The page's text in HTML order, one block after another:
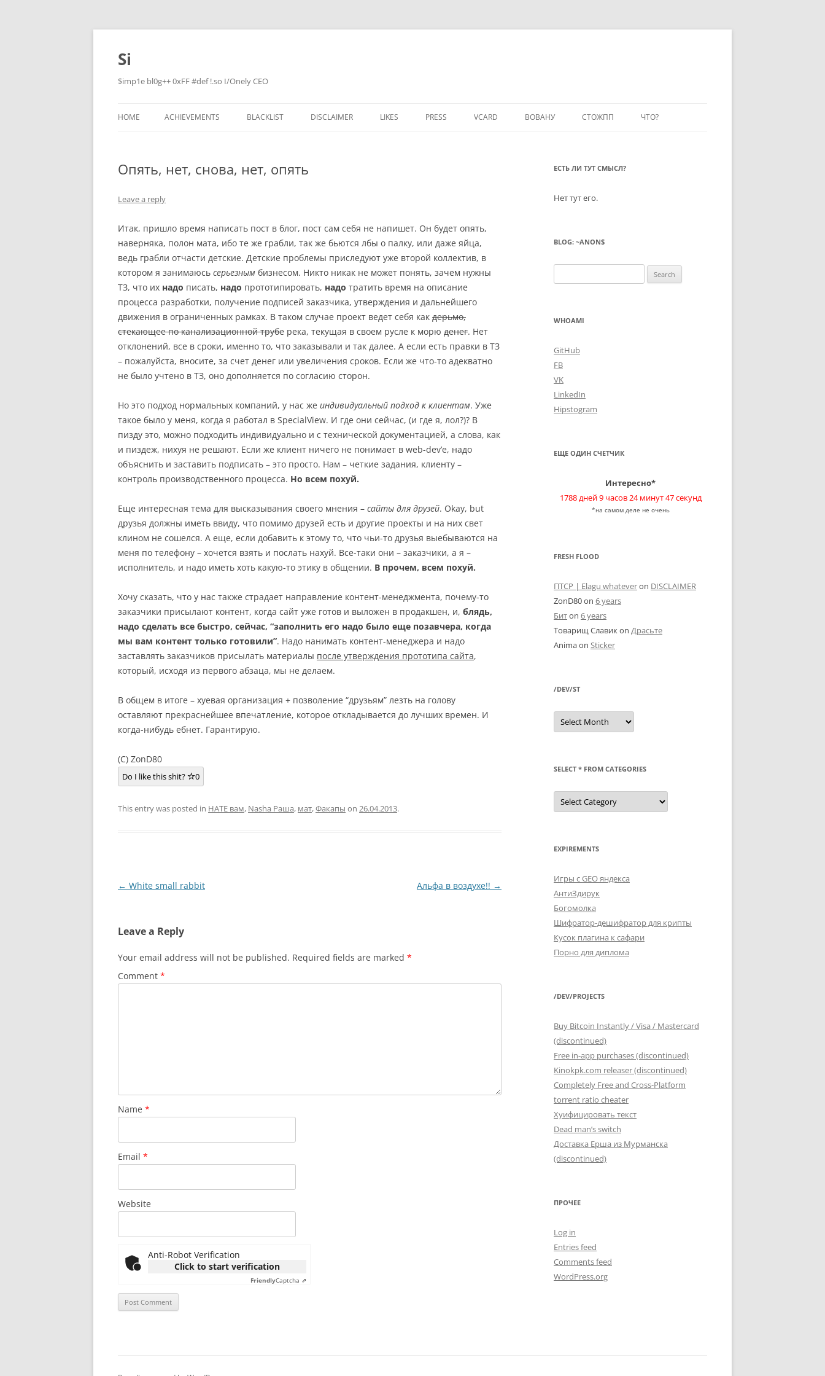
Skip
content
Si
$imp1e bl0g++ 0xFF #def !.so I/Onely CEO
HOME ACHIEVEMENTS BLACKLIST DISCLAIMER LIKES PRESS VCARD ВОВАНУ СТОЖПП ЧТО?
Опять, нет, снова, нет, опять
Leave a reply
Итак, пришло время написать пост в блог, пост сам себя не напишет. Он будет опять,
наверняка, полон мата, ибо те же грабли, так же бьются лбы о палку, или даже яйца,
ведь грабли отчасти детские. Детские проблемы приследуют уже второй коллектив, в
котором я занимаюсь серьезным бизнесом. Никто никак не может понять, зачем нужны
ТЗ, что их надо писать, надо прототипировать, надо тратить время на описание
процесса разработки, получение подписей заказчика, утверждения и дальнейшего
движения в ограниченных рамках. В таком случае проект ведет себя как дерьмо,
стекающее по канализационной трубе река, текущая в своем русле к морю денег. Нет
отклонений, все в сроки, именно то, что заказывали и так далее. А если есть правки в ТЗ
– пожалуйста, вносите, за счет денег или увеличения сроков. Если же что-то адекватно
не было учтено в ТЗ, оно дополняется по согласию сторон.
Но это подход нормальных компаний, у нас же индивидуальный подход к клиентам. Уже
такое было у меня, когда я работал в SpecialView. И где они сейчас, (и где я, лол?)? В
пизду это, можно подходить индивидуально и с технической документацией, а слова, как
и пиздеж, нихуя не решают. Если же клиент ничего не понимает в web-dev’е, надо
объяснить и заставить подписать – это просто. Нам – четкие задания, клиенту –
контроль производственного процесса. Но всем похуй.
Еще интересная тема для высказывания своего мнения – сайты для друзей. Okay, but
друзья должны иметь ввиду, что помимо друзей есть и другие проекты и на них свет
клином не сошелся. А еще, если добавить к этому то, что чьи-то друзья выебываются на
меня по телефону – хочется взять и послать нахуй. Все-таки они – заказчики, а я –
исполнитель, и надо иметь хоть какую-то этику в общении. В прочем, всем похуй.
Хочу сказать, что у нас также страдает направление контент-менеджмента, почему-то
заказчики присылают контент, когда сайт уже готов и выложен в продакшен, и, блядь,
надо сделать все быстро, сейчас, “заполнить его надо было еще позавчера, когда
мы вам контент только готовили”. Надо нанимать контент-менеджера и надо
заставлять заказчиков присылать материалы после утверждения прототипа сайта,
который, исходя из первого абзаца, мы не делаем.
В общем в итоге – хуевая организация + позволение “друзьям” лезть на голову
оставляют прекраснейшее впечатление, которое откладывается до лучших времен. И
когда-нибудь ебнет. Гарантирую.
(C) ZonD80
Do I like this shit? 0
This entry was posted in HATE вам, Nasha Раша, мат,Факапы on 26.04.2013.
Post
← White small rabbit Альфа в воздухе!! →
Leave a Reply
Your email address will not be published. Required fields are marked *
Comment *
Name *
Email *
Website
Anti-Robot Verification
Click to start verification
FriendlyCaptcha ⇗
ЕСТЬ ЛИ ТУТ СМЫСЛ?
Нет тут его.
BLOG: ~ANON$
for:
WHOAMI
GitHub
FB
VK
LinkedIn
Hipstogram
ЕЩЕ ОДИН СЧЕТЧИК
Интересно*
1788 дней 9 часов 24 минут 48 секунд
*на самом деле не очень
FRESH FLOOD
ПТСР | Elagu whateveron DISCLAIMER
ZonD80on 6 years
Битon 6 years
Товарищ Славикon Драсьте
Animaon Sticker
/DEV/ST
/dev/st
SELECT * FROM CATEGORIES
SELECT
FROM
EXPIREMENTS
Игры с GEO яндекса
АнтиЗдирук
Богомолка
Шифратор-дешифратор для крипты
Кусок плагина к сафари
Порно для диплома
/DEV/PROJECTS
Buy Bitcoin Instantly / Visa / Mastercard
(discontinued)
Free in-app purchases (discontinued)
Kinokpk.com releaser (discontinued)
Completely Free and Cross-Platform
torrent ratio cheater
Хуифицировать текст
Dead man’s switch
Доставка Ерша из Мурманска
(discontinued)
ПРОЧЕЕ
Log in
Entries feed
Comments feed
WordPress.org